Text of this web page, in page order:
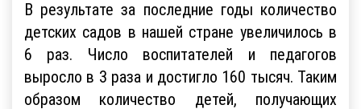
В результате за последние годы количество
детских садов в нашей стране увеличилось в
6 раз. Число воспитателей и педагогов
выросло в 3 раза и достигло 160 тысяч. Таким
образом количество детей, получающих